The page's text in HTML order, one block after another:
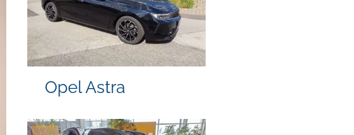
Opel Astra